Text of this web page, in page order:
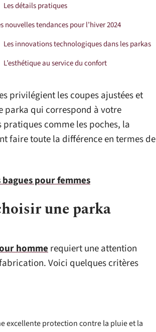
Les détails pratiques
nouvelles tendances pour l’hiver 2024
Les innovations technologiques dans les parkas
L’esthétique au service du confort
privilégient les coupes ajustées et
parka qui correspond à votre
comme les poches, la
faire toute la différence en termes de
pour femmes
une parka
hommerequiert une attention
Voici quelques critères
excellente protection contre la pluie et la